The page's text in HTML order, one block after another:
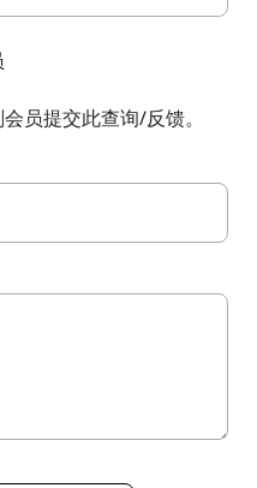
员提交此查询/反馈。